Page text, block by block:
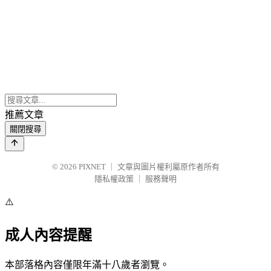
推薦文章
關閉搜尋
© 2026 PIXNET
文章與圖片權利屬原作者所有
隱私權政策
服務聲明
⚠️
成人內容提醒
本部落格內容僅限年滿十八歲者瀏覽。